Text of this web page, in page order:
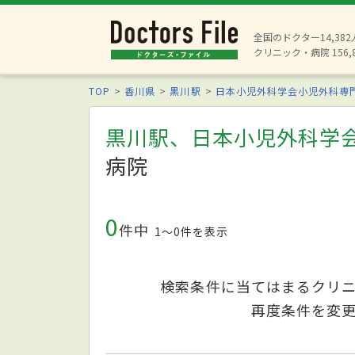
全国のドクター14,382
クリニック・病院
TOP 香川県 黒川駅 日本小児外科学会小児外科専
黒川駅、日本小児外科学
病院
0件中 1〜0件を表示
検索条件に当てはまるクリ
再度条件を変